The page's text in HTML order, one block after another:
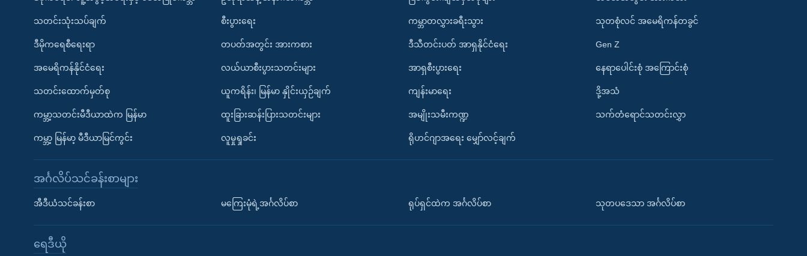
သတင်းသုံးသပ်ချက်
ဒီမိုကရေစီရေးရာ
အမေရိကန်နိုင်ငံရေး
သတင်းထောက်မှတ်စု
ကမ္ဘာ့သတင်းမီဒီယာထဲက မြန်မာ
ကမ္ဘာ့ မြန်မာ့ မီဒီယာမြင်ကွင်း
စီးပွားရေး
တပတ်အတွင်း အားကစား
လယ်ယာစီးပွားသတင်းများ
ယူကရိန်း၊ မြန်မာ နှိုင်းယှဉ်ချက်
ထူးခြားဆန်းပြားသတင်းများ
လူမှုရှုခင်း
ကမ္ဘာတလွှားခရီးသွား
ဒီသီတင်းပတ် အာရှနိုင်ငံရေး
အာရှစီးပွားရေး
ကျန်းမာရေး
အမျိုးသမီးကဏ္ဍ
ရိုဟင်ဂျာအရေး မျှော်လင့်ချက်
သုတစုံလင် အမေရိကန်တခွင်
Gen Z
နေရာပေါင်းစုံ အကြောင်းစုံ
ဒို့အသံ
သက်တံရောင်သတင်းလွှာ
အင်္ဂလိပ်သင်ခန်းစာများ
အီဒီယံသင်ခန်းစာ မကြေးမုံရဲ့အင်္ဂလိပ်စာ ရုပ်ရှင်ထဲက အင်္ဂလိပ်စာ သုတပဒေသာ အင်္ဂလိပ်စာ
ရေဒီယို